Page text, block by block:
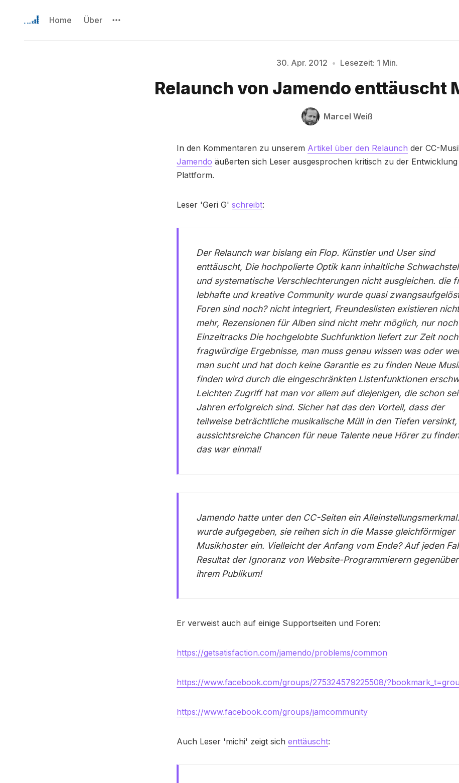
Home Über
Bitte geben Sie mindestens 3 Zeichen ein
30. Apr. 2012 • Lesezeit: 1 Min.
Relaunch von Jamendo enttäuscht
Marcel Weiß
In den Kommentaren zu unserem Artikel über den Relaunch der CC-
Jamendo äußerten sich Leser ausgesprochen kritisch zu der
Plattform.
Leser 'Geri G' schreibt:
Der Relaunch war bislang ein Flop. Künstler und User sind
enttäuscht, Die hochpolierte Optik kann inhaltliche
und systematische Verschlechterungen nicht ausgleichen. die
lebhafte und kreative Community wurde quasi
Foren sind noch? nicht integriert, Freundeslisten existieren
mehr, Rezensionen für Alben sind nicht mehr möglich, nur
Einzeltracks Die hochgelobte Suchfunktion liefert zur Zeit noch
fragwürdige Ergebnisse, man muss genau wissen was oder
man sucht und hat doch keine Garantie es zu finden Neue
finden wird durch die eingeschränkten Listenfunktionen
Leichten Zugriff hat man vor allem auf diejenigen, die schon
Jahren erfolgreich sind. Sicher hat das den Vorteil, dass der
teilweise beträchtliche musikalische Müll in den Tiefen
aussichtsreiche Chancen für neue Talente neue Hörer zu
das war einmal!
Jamendo hatte unter den CC-Seiten ein
wurde aufgegeben, sie reihen sich in die Masse gleichförmiger
Musikhoster ein. Vielleicht der Anfang vom Ende? Auf jeden
Resultat der Ignoranz von Website-Programmierern gegenüber
ihrem Publikum!
Er verweist auch auf einige Supportseiten und Foren:
https://getsatisfaction.com/jamendo/problems/common
https://www.facebook.com/groups/275324579225508/
https://www.facebook.com/groups/jamcommunity
Auch Leser 'michi' zeigt sich enttäuscht: